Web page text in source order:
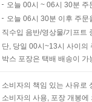
오늘 00시 ~ 06시 30분
오늘 06시 30분 이후 주
직수입 음반/영상물/기프트
단, 당일 00시~13시 사이의
박스 포장은 택배 배송이
소비자의 책임 있는 사유로
소비자의 사용, 포장 개봉